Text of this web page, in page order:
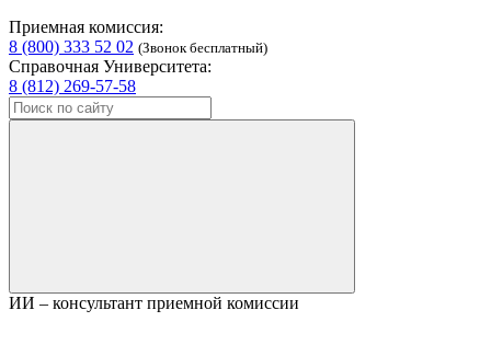
Приемная комиссия:
8 (800) 333 52 02 (Звонок бесплатный)
Справочная Университета:
8 (812) 269-57-58
ИИ – консультант приемной комиссии